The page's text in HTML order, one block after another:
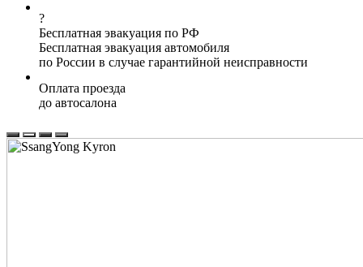
?
Бесплатная эвакуация по РФ
Бесплатная эвакуация автомобиля
по России в случае гарантийной неисправности
Оплата проезда
до автосалона